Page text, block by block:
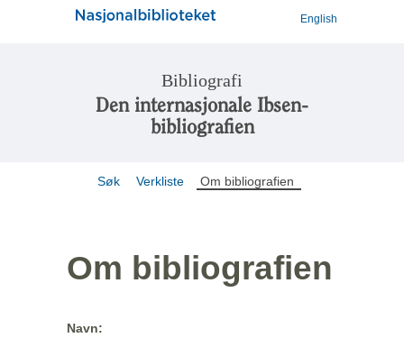
English
Bibliografi
Den internasjonale Ibsen-
bibliografien
Søk Verkliste Om bibliografien
Om bibliografien
Navn: